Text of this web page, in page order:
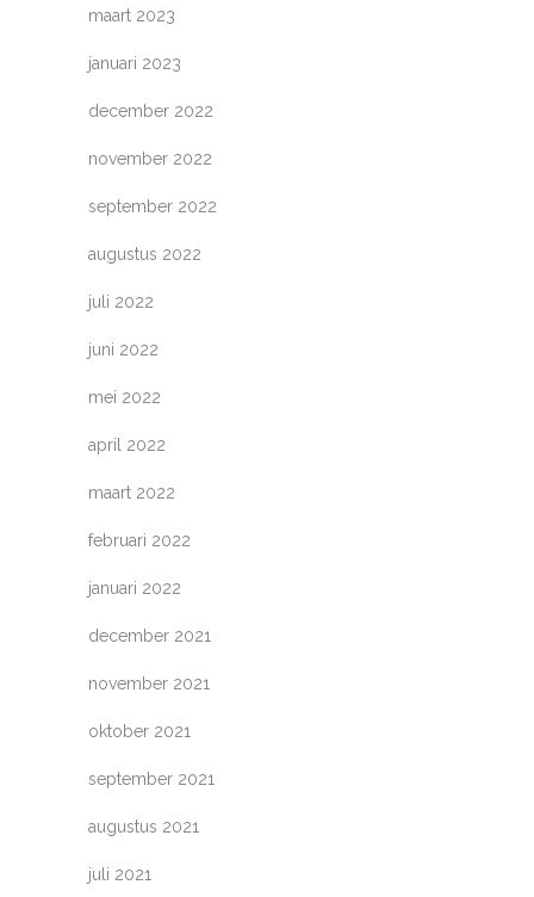
maart 2023
januari 2023
december 2022
november 2022
september 2022
augustus 2022
juli 2022
juni 2022
mei 2022
april 2022
maart 2022
februari 2022
januari 2022
december 2021
november 2021
oktober 2021
september 2021
augustus 2021
juli 2021